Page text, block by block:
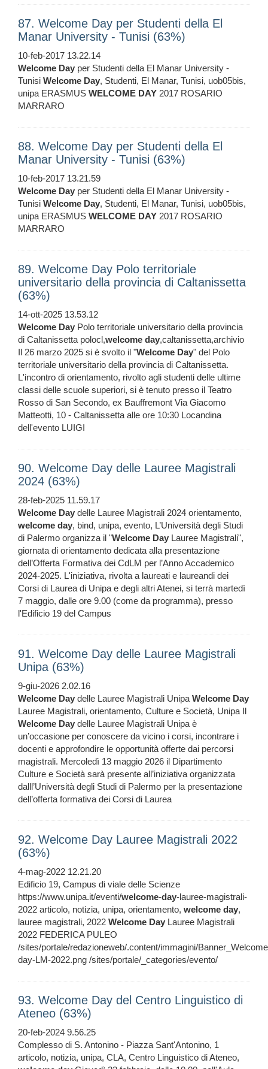
87. Welcome Day per Studenti della El
Manar University - Tunisi (63%)
10-feb-2017 13.22.14
Welcome Day per Studenti della El Manar University -
Tunisi Welcome Day, Studenti, El Manar, Tunisi, uob05bis,
unipa ERASMUS WELCOME DAY 2017 ROSARIO
MARRARO
88. Welcome Day per Studenti della El
Manar University - Tunisi (63%)
10-feb-2017 13.21.59
Welcome Day per Studenti della El Manar University -
Tunisi Welcome Day, Studenti, El Manar, Tunisi, uob05bis,
unipa ERASMUS WELCOME DAY 2017 ROSARIO
MARRARO
89. Welcome Day Polo territoriale
universitario della provincia di Caltanissetta
(63%)
14-ott-2025 13.53.12
Welcome Day Polo territoriale universitario della provincia
di Caltanissetta polocl,welcome day,caltanissetta,archivio
Il 26 marzo 2025 si è svolto il "Welcome Day" del Polo
territoriale universitario della provincia di Caltanissetta.
L'incontro di orientamento, rivolto agli studenti delle ultime
classi delle scuole superiori, si è tenuto presso il Teatro
Rosso di San Secondo, ex Bauffremont Via Giacomo
Matteotti, 10 - Caltanissetta alle ore 10:30 Locandina
dell'evento LUIGI
90. Welcome Day delle Lauree Magistrali
2024 (63%)
28-feb-2025 11.59.17
Welcome Day delle Lauree Magistrali 2024 orientamento,
welcome day, bind, unipa, evento, L’Università degli Studi
di Palermo organizza il "Welcome Day Lauree Magistrali",
giornata di orientamento dedicata alla presentazione
dell’Offerta Formativa dei CdLM per l’Anno Accademico
2024-2025. L'iniziativa, rivolta a laureati e laureandi dei
Corsi di Laurea di Unipa e degli altri Atenei, si terrà martedì
7 maggio, dalle ore 9.00 (come da programma), presso
l'Edificio 19 del Campus
91. Welcome Day delle Lauree Magistrali
Unipa (63%)
9-giu-2026 2.02.16
Welcome Day delle Lauree Magistrali UnipaWelcome Day
Lauree Magistrali, orientamento, Culture e Società, Unipa Il
Welcome Day delle Lauree Magistrali Unipa è
un’occasione per conoscere da vicino i corsi, incontrare i
docenti e approfondire le opportunità offerte dai percorsi
magistrali. Mercoledì 13 maggio 2026 il Dipartimento
Culture e Società sarà presente all’iniziativa organizzata
dalll’Università degli Studi di Palermo per la presentazione
dell’offerta formativa dei Corsi di Laurea
92. Welcome Day Lauree Magistrali 2022
(63%)
4-mag-2022 12.21.20
Edificio 19, Campus di viale delle Scienze
https://www.unipa.it/eventi/welcome-day-lauree-magistrali-
2022 articolo, notizia, unipa, orientamento, welcome day,
lauree magistrali, 2022 Welcome Day Lauree Magistrali
2022 FEDERICA PULEO
/sites/portale/redazioneweb/.content/immagini/
day-LM-2022.png /sites/portale/_categories/evento/
93. Welcome Day del Centro Linguistico di
Ateneo (63%)
20-feb-2024 9.56.25
Complesso di S. Antonino - Piazza Sant'Antonino, 1
articolo, notizia, unipa, CLA, Centro Linguistico di Ateneo,